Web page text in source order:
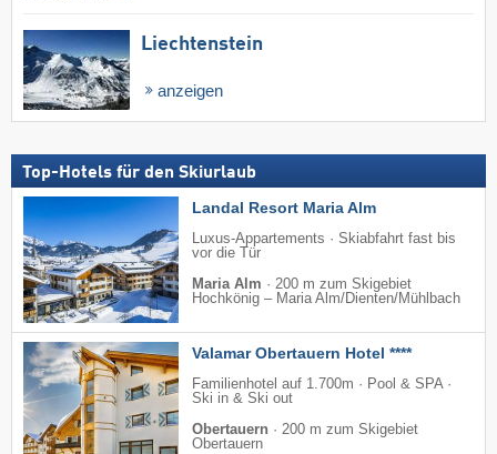
Liechtenstein
anzeigen
Top-Hotels für den Skiurlaub
Landal Resort Maria Alm
Luxus-Appartements · Skiabfahrt fast bis
vor die Tür
Maria Alm · 200 m zum Skigebiet
Hochkönig – Maria Alm/​Dienten/​Mühlbach
Valamar Obertauern Hotel ****
Familienhotel auf 1.700m · Pool & SPA ·
Ski in & Ski out
Obertauern · 200 m zum Skigebiet
Obertauern